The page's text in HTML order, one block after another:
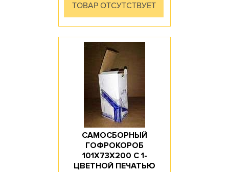
ТОВАР ОТСУТСТВУЕТ
САМОСБОРНЫЙ
ГОФРОКОРОБ
101Х73Х200 С 1-
ЦВЕТНОЙ ПЕЧАТЬЮ